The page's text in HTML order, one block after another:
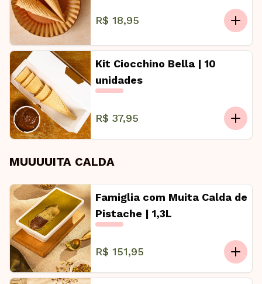
R$ 18,95
Kit Ciocchino Bella | 10
unidades
R$ 37,95
MUUUUITA CALDA
Famiglia com Muita Calda de
Pistache | 1,3L
R$ 151,95